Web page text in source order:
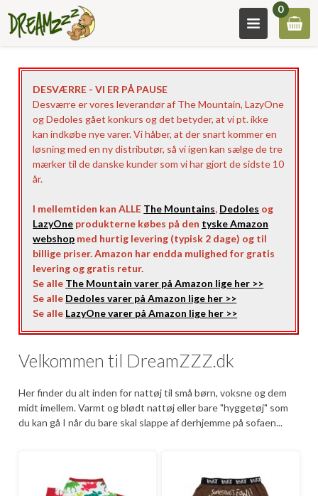
0
DESVÆRRE - VI ER PÅ PAUSE
Desværre er vores leverandør af The Mountain, LazyOne
og Dedoles gået konkurs og det betyder, at vi pt. ikke
kan indkøbe nye varer. Vi håber, at der snart kommer en
løsning med en ny distributør, så vi igen kan sælge de tre
mærker til de danske kunder som vi har gjort de sidste 10
år.
I mellemtiden kan ALLE The Mountains, Dedoles og
LazyOne produkterne købes på den tyske Amazon
webshop med hurtig levering (typisk 2 dage) og til
billige priser. Amazon har endda mulighed for gratis
levering og gratis retur.
Se alle The Mountain varer på Amazon lige her >>
Se alle Dedoles varer på Amazon lige her >>
Se alle LazyOne varer på Amazon lige her >>
Velkommen til DreamZZZ.dk
Her finder du alt inden for nattøj til små børn, voksne og dem
midt imellem. Varmt og blødt nattøj eller bare "hyggetøj" som
du kan gå I når du bare skal slappe af derhjemme på sofaen...